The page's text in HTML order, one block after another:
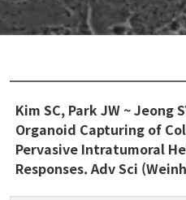
Kim SC, Park JW ~ Jeong
Organoid Capturing of
Pervasive Intratumoral
Responses. Adv Sci
재단소개
재단연혁
정관
찾아오시는 길
사업개요